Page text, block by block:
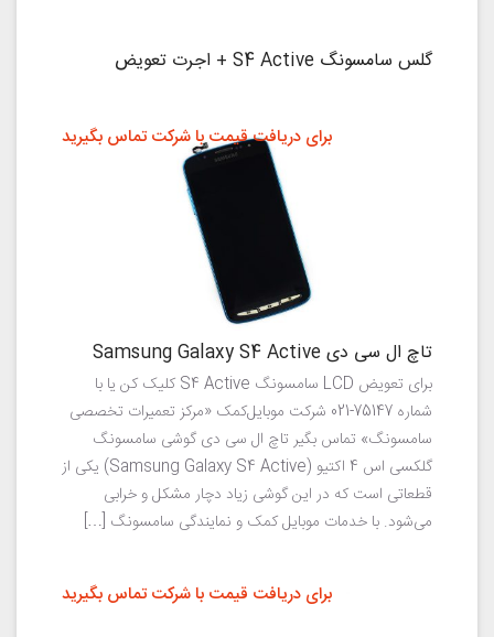
گلس سامسونگ S4 Active + اجرت تعویض
تاچ ال سی دی Samsung Galaxy S4 Active
برای تعویض LCD سامسونگ S4 Active کلیک کن یا با
شماره 75147-021 شرکت موبایل‌کمک «مرکز تعمیرات تخصصی
سامسونگ» تماس بگیر تاچ ال سی دی گوشی سامسونگ
گلکسی اس 4 اکتیو (Samsung Galaxy S4 Active) یکی از
قطعاتی است که در این گوشی زیاد دچار مشکل و خرابی
می‌شود. با خدمات موبایل کمک و نمایندگی سامسونگ […]
برای دریافت قیمت با شرکت تماس بگیرید
برای دریافت قیمت با شرکت تماس بگیرید